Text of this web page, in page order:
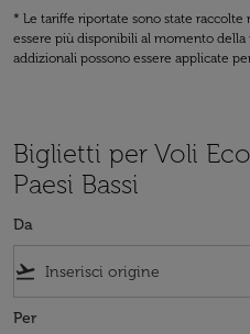
* Le tariffe riportate sono state
essere più disponibili al momento
addizionali possono essere applicate
Biglietti per Voli
Paesi Bassi
Da
flight_takeoff
Per